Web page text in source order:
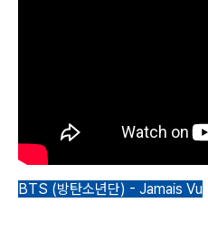
BTS (방탄소년단) - Jamais Vu